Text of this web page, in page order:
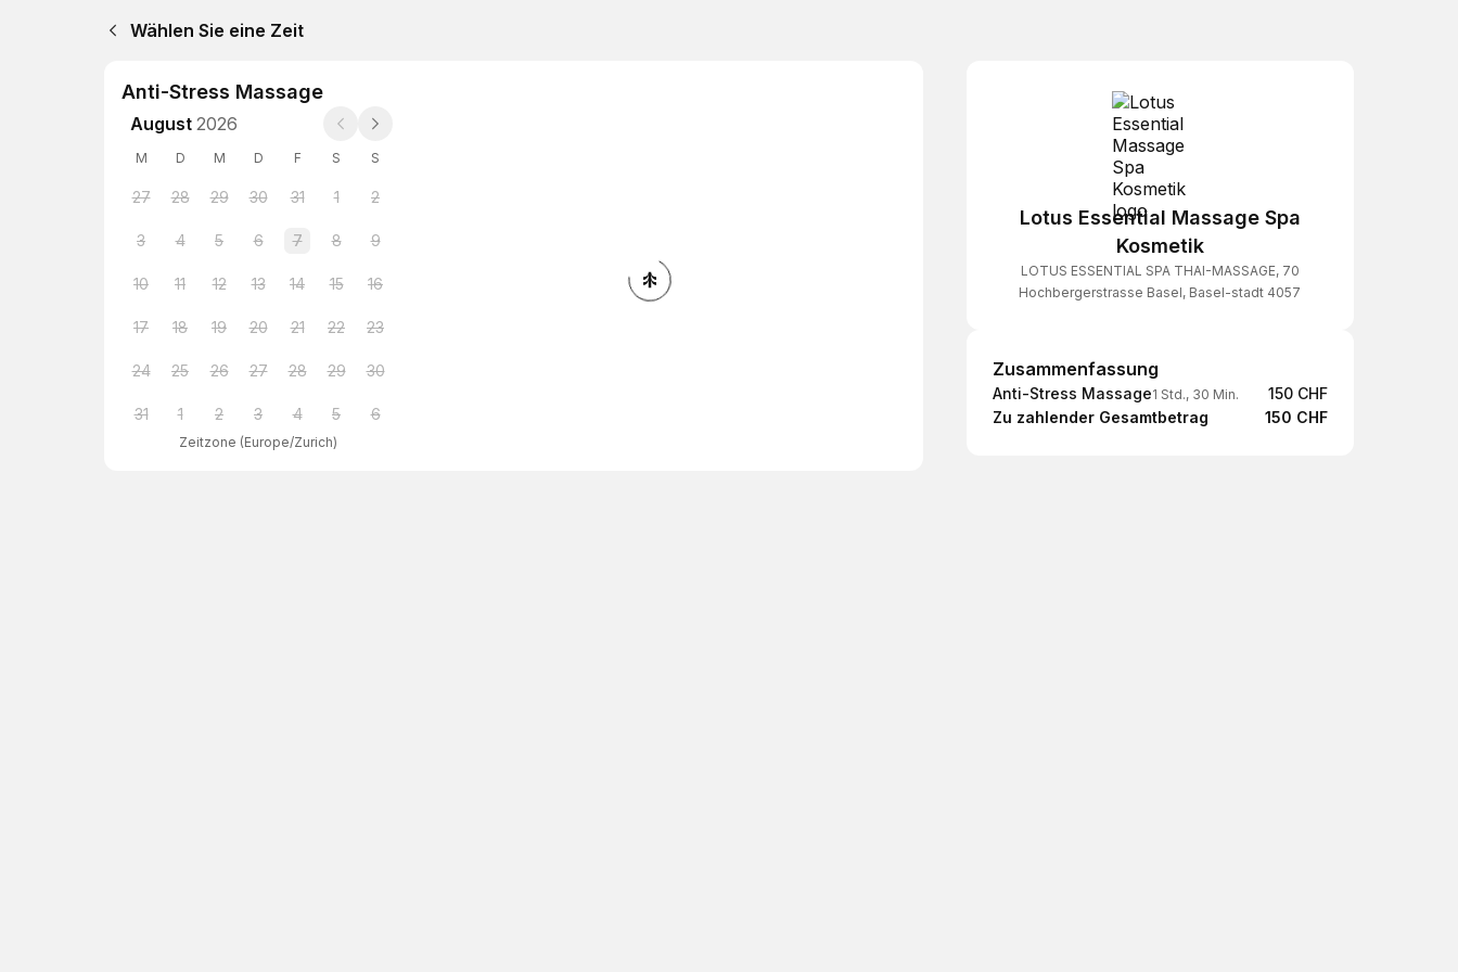
Wählen Sie eine Zeit
Anti-Stress Massage
August 2026
M D M D F S S
27 28 29 30 31 1 2
3 4 5 6 7 8 9
10 11 12 13 14 15 16
17 18 19 20 21 22 23
24 25 26 27 28 29 30
31 1 2 3 4 5 6
Zeitzone (Europe/Zurich)
Lotus Essential Massage Spa
Kosmetik
LOTUS ESSENTIAL SPA THAI-MASSAGE, 70
Hochbergerstrasse Basel, Basel-stadt 4057
Zusammenfassung
Zusammenfassung
Anti-Stress Massage1 Std., 30 Min.
150 CHF
Zu zahlender Gesamtbetrag
150 CHF